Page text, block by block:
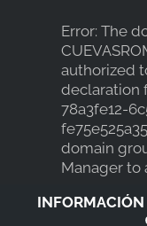
Error: The
authorized
declaration
78a3fe12-
domain
Manager to
INFORMACIÓN